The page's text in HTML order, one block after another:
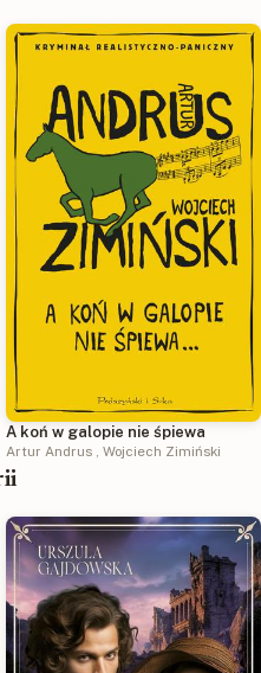
A koń w galopie nie śpiewa
Artur Andrus Wojciech Zimiński